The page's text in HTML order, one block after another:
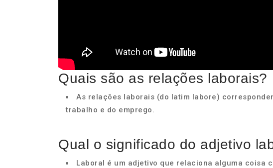
Quais são as relações laborais?
As relações laborais (do latim labore)
trabalho e do emprego.
Qual o significado do adjetivo
Laboral é um adjetivo que relaciona alguma coisa